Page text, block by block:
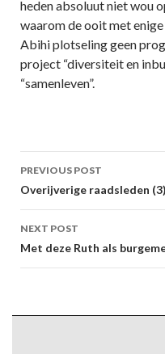
heden absoluut niet wou
waarom de ooit met
Abihi plotseling geen
project “diversiteit en
“samenleven”.
Post
navigation
PREVIOUS POST
Overijverige raadsleden (3)
NEXT POST
Met deze Ruth als